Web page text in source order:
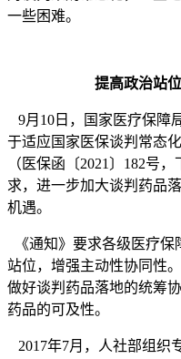
一些困难。
提高政治站
9月10日，国家医疗保障
于适应国家医保谈判常态
（医保函〔2021〕182号
求，进一步加大谈判药品
机遇。
《通知》要求各级医疗保
站位，增强主动性协同性
做好谈判药品落地的统筹
药品的可及性。
2017年7月，人社部组织